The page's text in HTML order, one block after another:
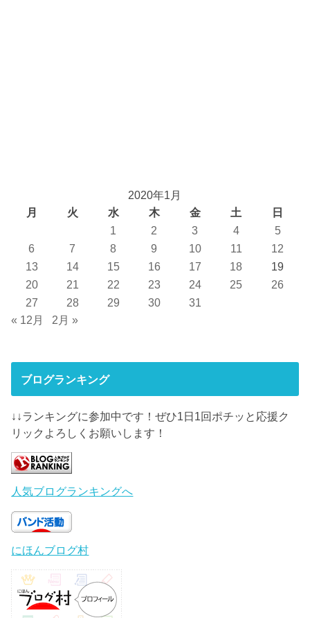
2020年1月
月
火 水 木 金 土
日
1
2 3 4
5
6
7 8 9 10 11
12
13
14 15 16 17 18
19
20
21 22 23 24 25
26
27
28 29 30
31
« 12月
2月 »
ブログランキング
↓↓ランキングに参加中です！ぜひ1日1回ポチッと応援ク
リックよろしくお願いします！
人気ブログランキングへ
にほんブログ村